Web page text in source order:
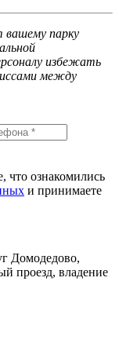
вашему парку
избежать
между
что ознакомились
и принимаете
Домодедово,
проезд, владение